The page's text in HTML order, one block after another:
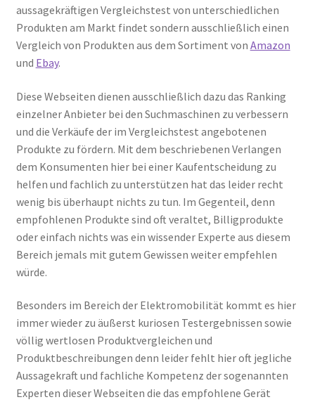
aussagekräftigen Vergleichstest von unterschiedlichen
Produkten am Markt findet sondern ausschließlich einen
Vergleich von Produkten aus dem Sortiment von Amazon
und Ebay.
Diese Webseiten dienen ausschließlich dazu das Ranking
einzelner Anbieter bei den Suchmaschinen zu verbessern
und die Verkäufe der im Vergleichstest angebotenen
Produkte zu fördern. Mit dem beschriebenen Verlangen
dem Konsumenten hier bei einer Kaufentscheidung zu
helfen und fachlich zu unterstützen hat das leider recht
wenig bis überhaupt nichts zu tun. Im Gegenteil, denn
empfohlenen Produkte sind oft veraltet, Billigprodukte
oder einfach nichts was ein wissender Experte aus diesem
Bereich jemals mit gutem Gewissen weiter empfehlen
würde.
Besonders im Bereich der Elektromobilität kommt es hier
immer wieder zu äußerst kuriosen Testergebnissen sowie
völlig wertlosen Produktvergleichen und
Produktbeschreibungen denn leider fehlt hier oft jegliche
Aussagekraft und fachliche Kompetenz der sogenannten
Experten dieser Webseiten die das empfohlene Gerät